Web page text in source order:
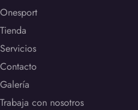
Onesport
Tienda
Servicios
Contacto
Galería
Trabaja con nosotros